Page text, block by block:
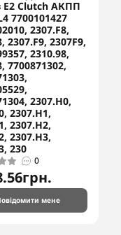
E2 Clutch АКПП
7700101427
2307.F8,
2307.F9, 2307F9,
2310.98,
7700871302,
2307.H0,
2307.H1,
2307.H2,
2307.H3,
230
0
мене